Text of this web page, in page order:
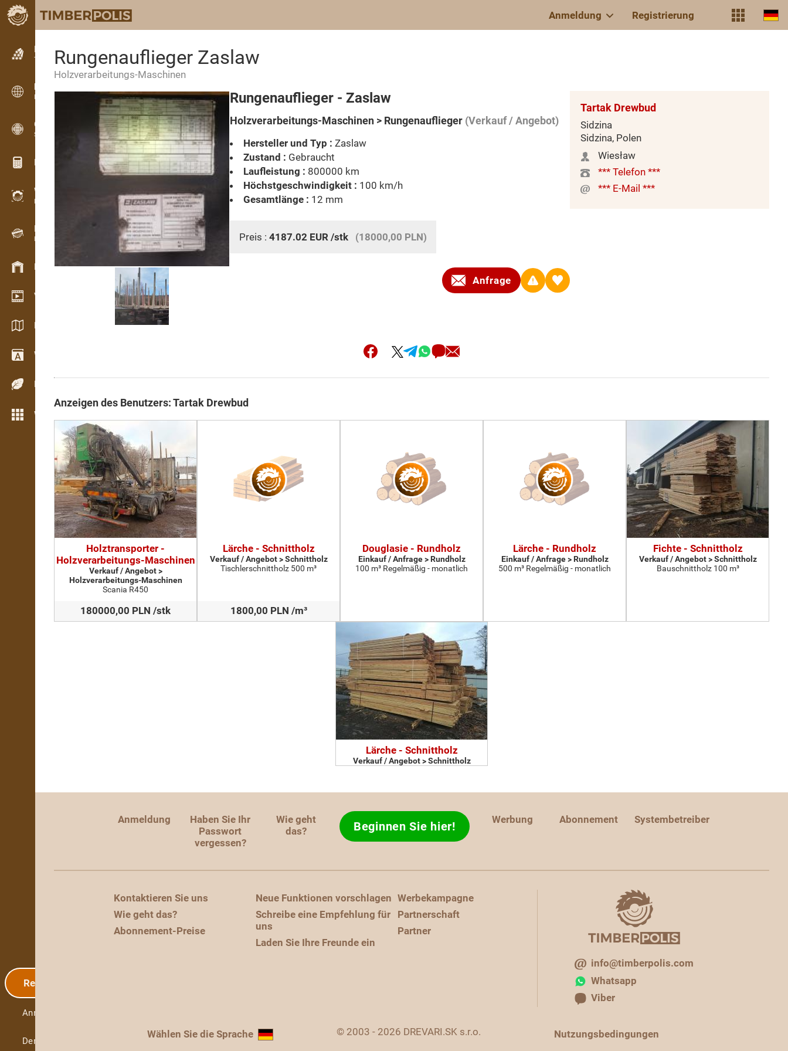
Anmeldung Registrierung
Kleinanzeigen
Textanzeigen
Kleinanzeigen
Internationale Anzeigen
OPTI-TIMB
Schnittbilder
Holz-Rechner
WoodProfi
Holzvolumen mit KI
Registriergerät
Holzbestandsaufnahme im Gelände
Bestandsmanagement
Video Showroom
Kataloge / Broschüren
Wörterbuch
Holzarten
Weitere Funktionen
Registrierung
Anmeldung
Demo
Rungenauflieger Zaslaw
Holzverarbeitungs-Maschinen
Rungenauflieger - Zaslaw
Holzverarbeitungs-Maschinen > Rungenauflieger (Verkauf / Angebot)
Hersteller und Typ : Zaslaw
Zustand : Gebraucht
Laufleistung : 800000 km
Höchstgeschwindigkeit : 100 km/h
Gesamtlänge : 12 mm
Preis : 4187.02 EUR /stk (18000,00 PLN)
Anfrage
Tartak Drewbud
Sidzina
Sidzina, Polen
Wiesław
*** Telefon ***
*** E-Mail ***
Anzeigen des Benutzers: Tartak Drewbud
Holztransporter -
Holzverarbeitungs-Maschinen
Verkauf / Angebot >
Holzverarbeitungs-Maschinen
Scania R450
180000,00 PLN /stk
Lärche - Schnittholz
Verkauf / Angebot > Schnittholz
Tischlerschnittholz 500 m³
1800,00 PLN /m³
Douglasie - Rundholz
Einkauf / Anfrage > Rundholz
100 m³ Regelmäßig - monatlich
Lärche - Rundholz
Einkauf / Anfrage > Rundholz
500 m³ Regelmäßig - monatlich
Fichte - Schnittholz
Verkauf / Angebot > Schnittholz
Bauschnittholz 100 m³
Lärche - Schnittholz
Verkauf / Angebot > Schnittholz
Anmeldung
Haben Sie Ihr
Passwort
vergessen?
Wie geht
das?
Beginnen Sie hier! Werbung Abonnement Systembetreiber
Kontaktieren Sie uns
Wie geht das?
Abonnement-Preise
Neue Funktionen vorschlagen
Schreibe eine Empfehlung für
uns
Laden Sie Ihre Freunde ein
Werbekampagne
Partnerschaft
Partner
info@timberpolis.com
Whatsapp
Viber
Wählen Sie die Sprache © 2003 - 2026 DREVARI.SK s.r.o. Nutzungsbedingungen